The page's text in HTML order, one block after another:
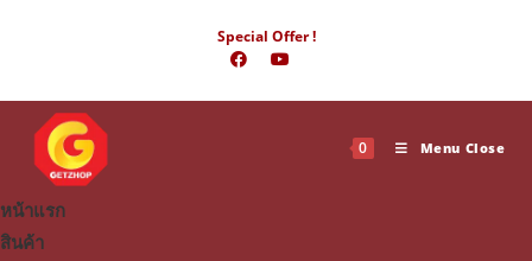
Special Offer !
0 Menu Close
หน้าแรก
สินค้า